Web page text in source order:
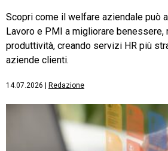
Scopri come il welfare aziendale può
Lavoro e PMI a migliorare benessere,
produttività, creando servizi HR più
aziende clienti.
14.07.2026 Redazione